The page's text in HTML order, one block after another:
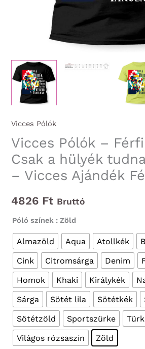
Vicces Pólók
Vicces Pólók –
Csak a hülyék
– Vicces Ajándék
4826 Ft Bruttó
Póló színek : Zöld
Almazöld Aqua Atollkék
Cink
Citromsárga Denim
Homok
Khaki Királykék
Sárga
Sötét lila Sötétkék
Sötétzöld
Sportszürke
Világos rózsaszín
Zöld